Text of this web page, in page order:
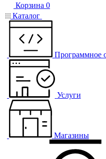
Корзина 0
Каталог
Программное
Услуги
Магазины